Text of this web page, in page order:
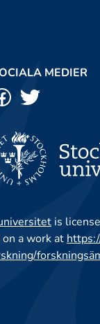
MEDIER
is
on a work at